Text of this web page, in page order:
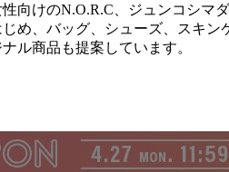
向けのN.O.R.C、ジュンコシマ
め、バッグ、シューズ、スキ
ル商品も提案しています。